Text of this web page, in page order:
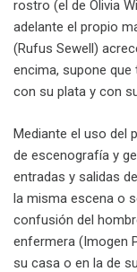
rostro (el de Olivia
adelante el propio
(Rufus Sewell)
encima, supone que
con su plata y con
Mediante el uso del
de escenografía y
entradas y salidas
la misma escena o
confusión del
enfermera (Imogen
su casa o en la de